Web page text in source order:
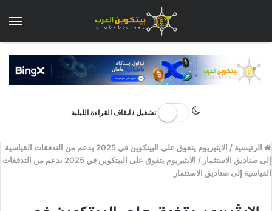
تشغيل / ايقاف القراءة الليلية
الرئيسية /
الايثيريوم يتفوق على البيتكوين في 2025 بدعم من التدفقات القياسية
إلى صناديق الاستثمار /
الايثيريوم يتفوق على البيتكوين في 2025 بدعم من التدفقات
القياسية إلى صناديق الاستثمار